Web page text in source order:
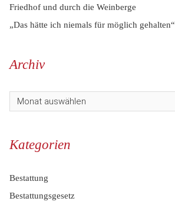
Friedhof und durch die Weinberge
„Das hätte ich niemals für möglich gehalten“
Archiv
Kategorien
Bestattung
Bestattungsgesetz